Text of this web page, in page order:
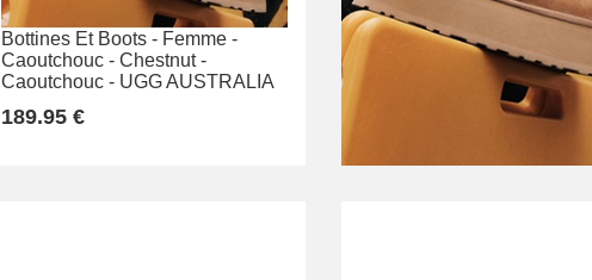
Bottines Et Boots - Femme -
Caoutchouc - Chestnut -
Caoutchouc - UGG AUSTRALIA
189.95 €